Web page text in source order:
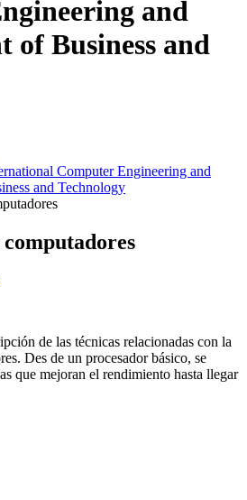
and
of Business and
Computer Engineering and
and Technology
de las técnicas relacionadas con la
Des de un procesador básico, se
que mejoran el rendimiento hasta llegar